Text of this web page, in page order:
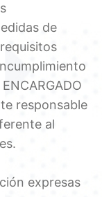
de
responsable
al
expresas